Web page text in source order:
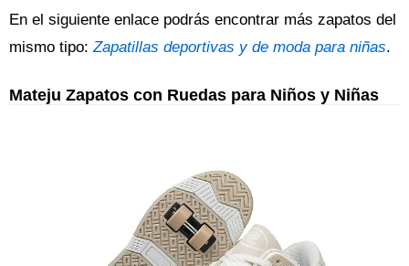
En el siguiente enlace podrás encontrar más zapatos del
mismo tipo:Zapatillas deportivas y de moda para niñas.
Mateju Zapatos con Ruedas para Niños y Niñas